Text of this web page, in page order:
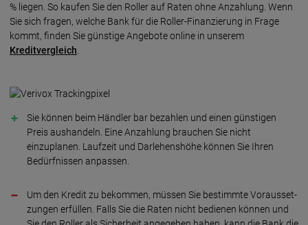
% liegen. So kaufen Sie den Roller auf Raten ohne Anzahlung. Wenn
Sie sich fragen, welche Bank für die Roller-Finanzierung in Frage
kommt, finden Sie günstige Angebote online in unserem
Kreditvergleich
Sie können beim Händler bar bezahlen und einen günstigen
Preis aushandeln. Eine Anzahlung brauchen Sie nicht
einzuplanen. Laufzeit und Darlehenshöhe können Sie Ihren
Bedürfnissen anpassen.
Um den Kredit zu be­kom­men, müssen Sie be­stimm­te Vor­aus­set­
zungen er­fül­len. Falls Sie die Raten nicht be­die­nen können und